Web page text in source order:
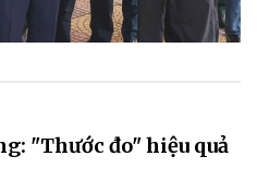
"Thước đo" hiệu quả